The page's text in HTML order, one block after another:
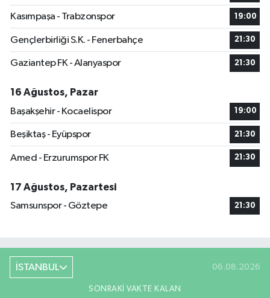
Kasımpaşa - Trabzonspor 19:00
Gençlerbirliği S.K. - Fenerbahçe 21:30
Gaziantep FK - Alanyaspor 21:30
16 Ağustos, Pazar
Başakşehir - Kocaelispor
19:00
Beşiktaş - Eyüpspor 21:30
Amed - Erzurumspor FK 21:30
17 Ağustos, Pazartesi
Samsunspor - Göztepe
21:30
İSTANBUL 06.08.2026
SONRAKI VAKTE KALAN